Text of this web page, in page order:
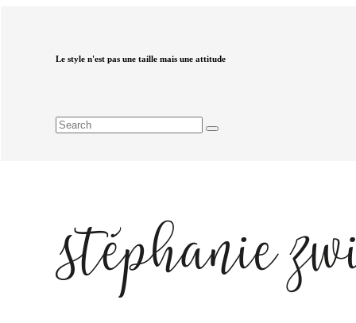
Le style n'est pas une taille mais une attitude